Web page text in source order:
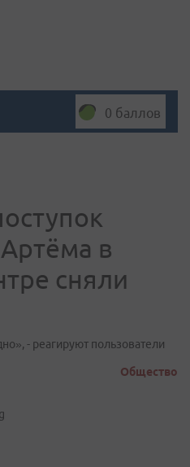
0 баллов
в
сняли
- реагируют пользователи
Общество